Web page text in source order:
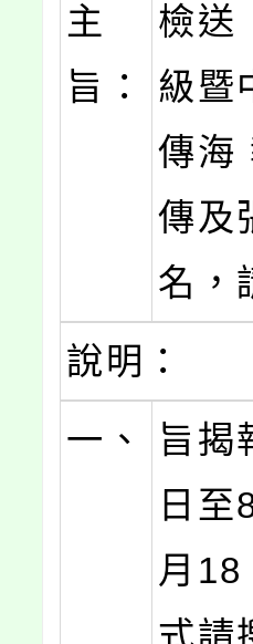
主
旨：
檢送
級暨
傳海
傳及
名，
說明：
一、
旨揭
日
月
式請